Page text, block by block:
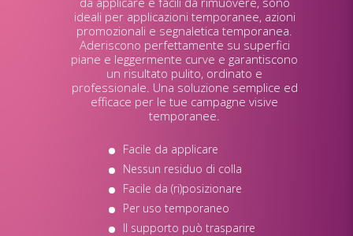
ideali per applicazioni temporanee, azioni
promozionali e segnaletica temporanea.
Aderiscono perfettamente su superfici
piane e leggermente curve e garantiscono
un risultato pulito, ordinato e
professionale. Una soluzione semplice ed
efficace per le tue campagne visive
temporanee.
Facile da applicare
Nessun residuo di colla
Facile da (ri)posizionare
Per uso temporaneo
Il supporto può trasparire